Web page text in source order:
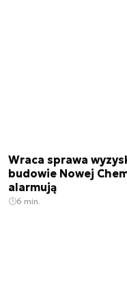
Wraca sprawa
budowie Nowej
alarmują
6 min.